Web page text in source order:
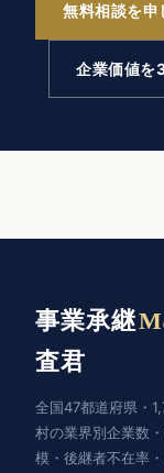
無料相談を申
企業価値を
事業承継
査君
全国47都道府県・
村の業界別企業数
模・後継者不在率